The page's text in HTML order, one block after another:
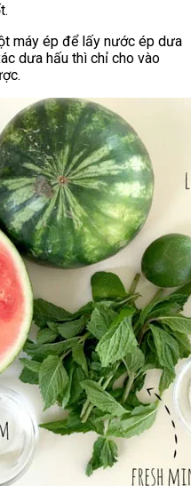
máy ép để lấy nước ép dưa
dưa hấu thì chỉ cho vào